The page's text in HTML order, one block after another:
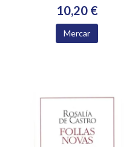
10,20 €
Mercar